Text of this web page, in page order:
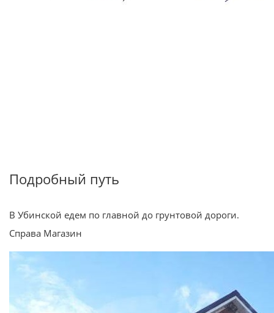
Подробный путь
В Убинской едем по главной до грунтовой дороги.
Справа Магазин